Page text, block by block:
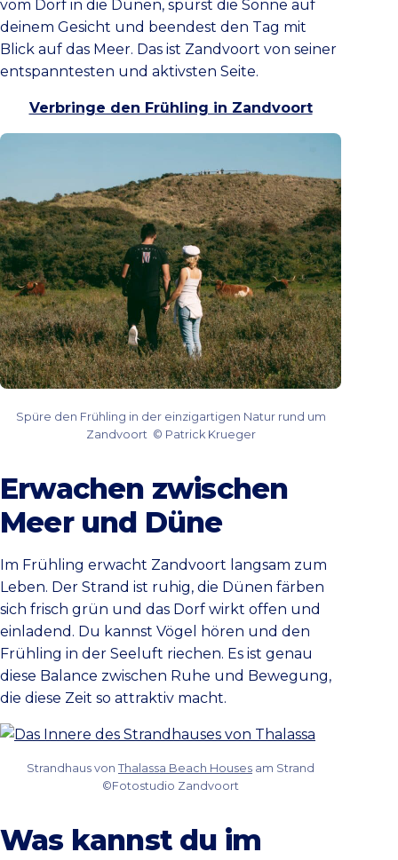
vom Dorf in die Dünen, spürst die Sonne auf
deinem Gesicht und beendest den Tag mit
Blick auf das Meer. Das ist Zandvoort von seiner
entspanntesten und aktivsten Seite.
Verbringe den Frühling in Zandvoort
Spüre den Frühling in der einzigartigen Natur rund um
Zandvoort © Patrick Krueger
Erwachen zwischen
Meer und Düne
Im Frühling erwacht Zandvoort langsam zum
Leben. Der Strand ist ruhig, die Dünen färben
sich frisch grün und das Dorf wirkt offen und
einladend. Du kannst Vögel hören und den
Frühling in der Seeluft riechen. Es ist genau
diese Balance zwischen Ruhe und Bewegung,
die diese Zeit so attraktiv macht.
Strandhaus von Thalassa Beach Houses am Strand
©Fotostudio Zandvoort
Was kannst du im